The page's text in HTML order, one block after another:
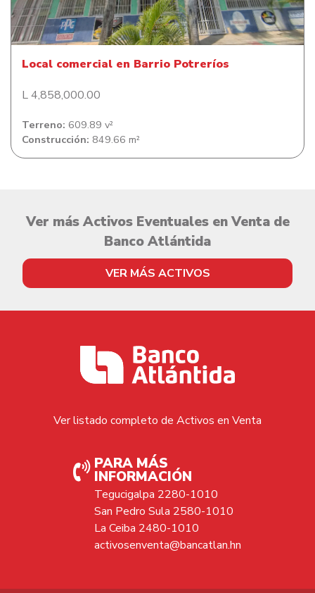
Local comercial en Barrio Potreríos
L 4,858,000.00
Terreno: 609.89 v²
Construcción: 849.66 m²
Ver más Activos Eventuales en Venta de
Banco Atlántida
VER MÁS ACTIVOS
Ver listado completo de Activos en Venta
PARA MÁS
INFORMACIÓN
Tegucigalpa 2280-1010
San Pedro Sula 2580-1010
La Ceiba 2480-1010
activosenventa@bancatlan.hn